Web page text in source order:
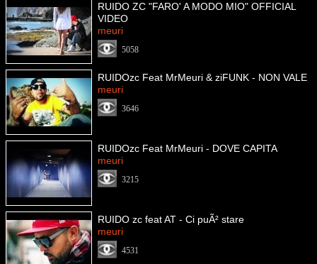
RUIDO ZC "FARO' A MODO MIO" OFFICIAL
VIDEO
meuri
5058
RUIDOzc Feat MrMeuri & ziFUNK - NON VALE
meuri
3646
RUIDOzc Feat MrMeuri - DOVE CAPITA
meuri
3215
RUIDO zc feat AT - Ci puÃ² stare
meuri
4531